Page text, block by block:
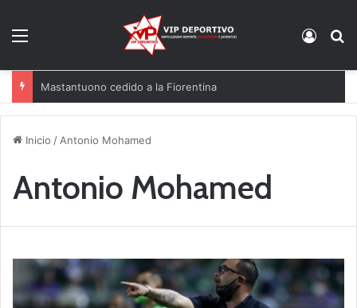
Mastantuono cedido a la Fiorentina
Inicio / Antonio Mohamed
Antonio Mohamed